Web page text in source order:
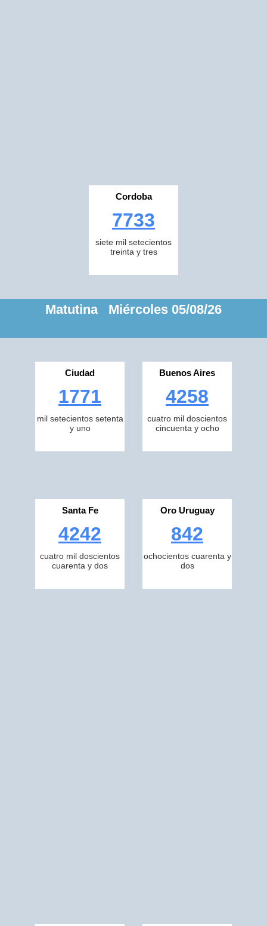
Cordoba
7733
siete mil setecientos
treinta y tres
Matutina Miércoles 05/08/26
Ciudad
1771
mil setecientos setenta
y uno
Buenos Aires
4258
cuatro mil doscientos
cincuenta y ocho
Santa Fe
4242
cuatro mil doscientos
cuarenta y dos
Oro Uruguay
842
ochocientos cuarenta y
dos